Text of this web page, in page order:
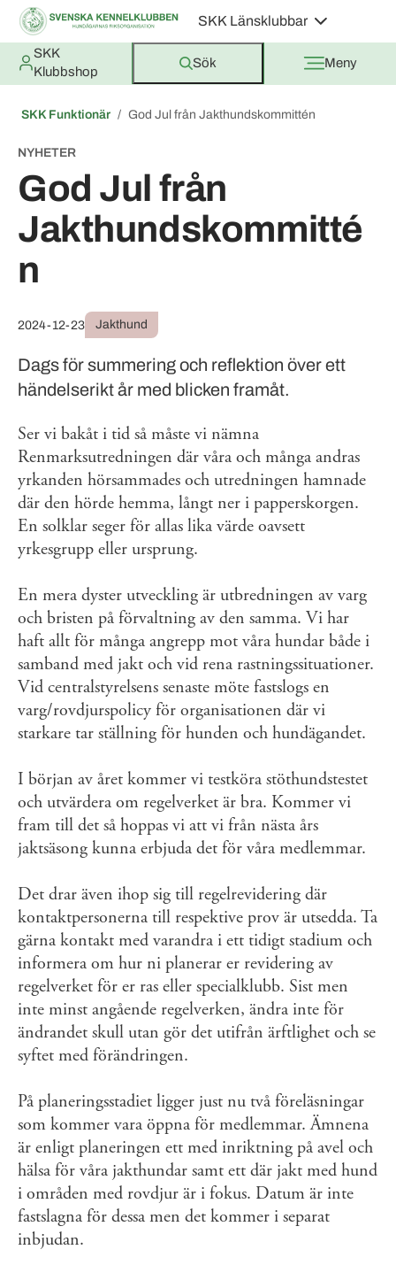
SKK Länsklubbar
SKK
Klubbshop
Sök Meny
SKK Funktionär God Jul från Jakthundskommittén
God Jul från
Jakthundskommitté
n
NYHETER
2024-12-23 Jakthund
Dags för summering och reflektion över ett
händelserikt år med blicken framåt.
Ser vi bakåt i tid så måste vi nämna
Renmarksutredningen där våra och många andras
yrkanden hörsammades och utredningen hamnade
där den hörde hemma, långt ner i papperskorgen.
En solklar seger för allas lika värde oavsett
yrkesgrupp eller ursprung.
En mera dyster utveckling är utbredningen av varg
och bristen på förvaltning av den samma. Vi har
haft allt för många angrepp mot våra hundar både i
samband med jakt och vid rena rastningssituationer.
Vid centralstyrelsens senaste möte fastslogs en
varg/rovdjurspolicy för organisationen där vi
starkare tar ställning för hunden och hundägandet.
I början av året kommer vi testköra stöthundstestet
och utvärdera om regelverket är bra. Kommer vi
fram till det så hoppas vi att vi från nästa års
jaktsäsong kunna erbjuda det för våra medlemmar.
Det drar även ihop sig till regelrevidering där
kontaktpersonerna till respektive prov är utsedda. Ta
gärna kontakt med varandra i ett tidigt stadium och
informera om hur ni planerar er revidering av
regelverket för er ras eller specialklubb. Sist men
inte minst angående regelverken, ändra inte för
ändrandet skull utan gör det utifrån ärftlighet och se
syftet med förändringen.
På planeringsstadiet ligger just nu två föreläsningar
som kommer vara öppna för medlemmar. Ämnena
är enligt planeringen ett med inriktning på avel och
hälsa för våra jakthundar samt ett där jakt med hund
i områden med rovdjur är i fokus. Datum är inte
fastslagna för dessa men det kommer i separat
inbjudan.